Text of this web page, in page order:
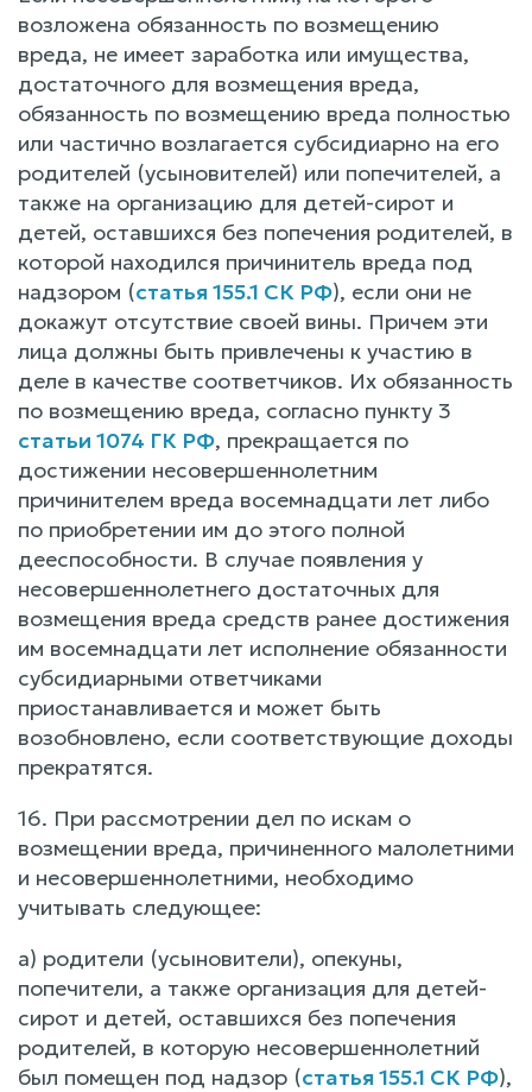
возложена обязанность по возмещению
вреда, не имеет заработка или имущества,
достаточного для возмещения вреда,
обязанность по возмещению вреда полностью
или частично возлагается субсидиарно на его
родителей (усыновителей) или попечителей, а
также на организацию для детей-сирот и
детей, оставшихся без попечения родителей, в
которой находился причинитель вреда под
надзором (статья 155.1 СК РФ), если они не
докажут отсутствие своей вины. Причем эти
лица должны быть привлечены к участию в
деле в качестве соответчиков. Их обязанность
по возмещению вреда, согласно пункту 3
статьи 1074 ГК РФ, прекращается по
достижении несовершеннолетним
причинителем вреда восемнадцати лет либо
по приобретении им до этого полной
дееспособности. В случае появления у
несовершеннолетнего достаточных для
возмещения вреда средств ранее достижения
им восемнадцати лет исполнение обязанности
субсидиарными ответчиками
приостанавливается и может быть
возобновлено, если соответствующие доходы
прекратятся.
16. При рассмотрении дел по искам о
возмещении вреда, причиненного малолетними
и несовершеннолетними, необходимо
учитывать следующее:
а) родители (усыновители), опекуны,
попечители, а также организация для детей-
сирот и детей, оставшихся без попечения
родителей, в которую несовершеннолетний
был помещен под надзор (статья 155.1 СК РФ),